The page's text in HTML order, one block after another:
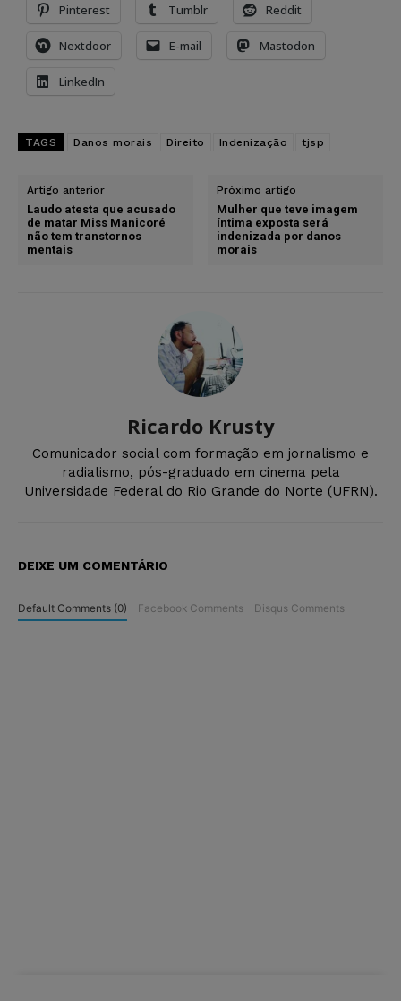
Pinterest Tumblr Reddit
Nextdoor E-mail Mastodon
LinkedIn
TAGS Danos morais Direito Indenização tjsp
Artigo anterior
Laudo atesta que acusado
de matar Miss Manicoré
não tem transtornos
mentais
Próximo artigo
Mulher que teve imagem
íntima exposta será
indenizada por danos
morais
Ricardo Krusty
Comunicador social com formação em jornalismo e
radialismo, pós-graduado em cinema pela
Universidade Federal do Rio Grande do Norte (UFRN).
DEIXE UM COMENTÁRIO
Default Comments (0) Facebook Comments Disqus Comments